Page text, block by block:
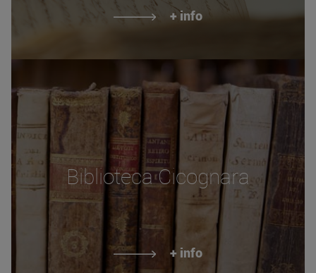
+ info
Biblioteca Cicognara
+ info